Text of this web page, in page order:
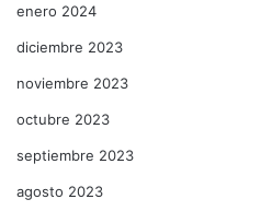
enero 2024
diciembre 2023
noviembre 2023
octubre 2023
septiembre 2023
agosto 2023